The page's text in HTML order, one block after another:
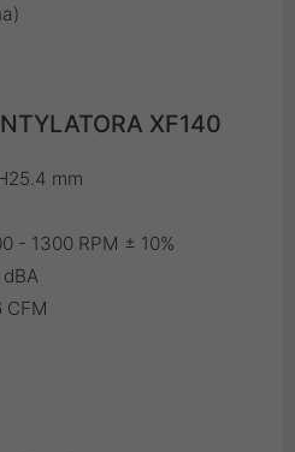
XF140
mm
- 1300 RPM ± 10%
CFM